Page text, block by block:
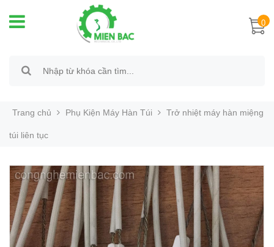
0
Trang chủ Phụ Kiện Máy Hàn Túi Trở nhiệt máy hàn miệng
túi liên tục